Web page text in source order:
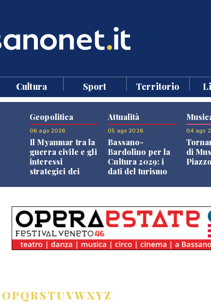
Cultura Sport Territorio
Geopolitica
06 ago 2026
Il Myanmar tra la
guerra civile e gli
interessi
strategici dei
Attualità
05 ago 2026
Bassano-
Bardolino per la
Cultura 2029: i
dati del turismo
04 ago
di
OPQRSTUVWXYZ